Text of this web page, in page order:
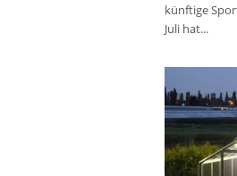
künftige
Juli hat...